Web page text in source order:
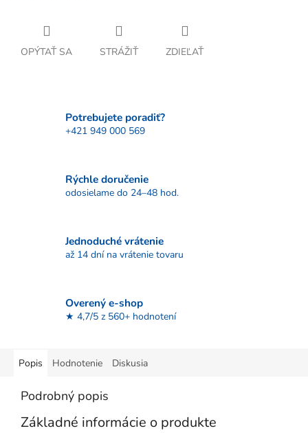
OPÝTAŤ SA STRÁŽIŤ ZDIEĽAŤ
Potrebujete poradiť?
+421 949 000 569
Rýchle doručenie
odosielame do 24–48 hod.
Jednoduché vrátenie
až 14 dní na vrátenie tovaru
Overený e-shop
★ 4,7/5 z 560+ hodnotení
Popis Hodnotenie Diskusia
Podrobný popis
Základné informácie o produkte